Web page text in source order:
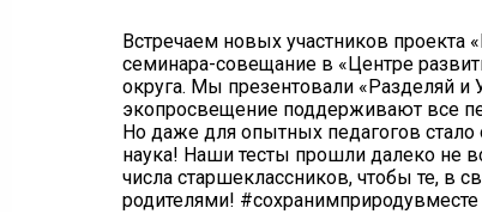
Встречаем новых участников
семинара-совещание в «Центре
округа. Мы презентовали «Разделяй
экопросвещение поддерживают все
Но даже для опытных педагогов стало
наука! Наши тесты прошли далеко не
числа старшеклассников, чтобы те, в
родителями! #сохранимприродувместе